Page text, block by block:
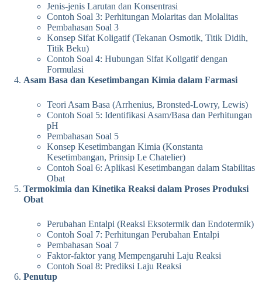
Jenis-jenis Larutan dan Konsentrasi
Contoh Soal 3: Perhitungan Molaritas dan Molalitas
Pembahasan Soal 3
Konsep Sifat Koligatif (Tekanan Osmotik, Titik Didih,
Titik Beku)
Contoh Soal 4: Hubungan Sifat Koligatif dengan
Formulasi
Asam Basa dan Kesetimbangan Kimia dalam Farmasi
Teori Asam Basa (Arrhenius, Bronsted-Lowry, Lewis)
Contoh Soal 5: Identifikasi Asam/Basa dan Perhitungan
pH
Pembahasan Soal 5
Konsep Kesetimbangan Kimia (Konstanta
Kesetimbangan, Prinsip Le Chatelier)
Contoh Soal 6: Aplikasi Kesetimbangan dalam Stabilitas
Obat
Termokimia dan Kinetika Reaksi dalam Proses Produksi
Obat
Perubahan Entalpi (Reaksi Eksotermik dan Endotermik)
Contoh Soal 7: Perhitungan Perubahan Entalpi
Pembahasan Soal 7
Faktor-faktor yang Mempengaruhi Laju Reaksi
Contoh Soal 8: Prediksi Laju Reaksi
Penutup